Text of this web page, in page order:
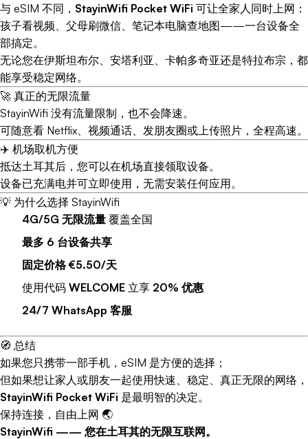
与 eSIM 不同， StayinWifi Pocket WiFi 可让全家人同时上网：
孩子看视频、父母刷微信、笔记本电脑查地图——一台设备全
部搞定。
无论您在伊斯坦布尔、安塔利亚、卡帕多奇亚还是特拉布宗，都
能享受稳定网络。
🚀 真正的无限流量
StayinWifi 没有流量限制，也不会降速。
可随意看 Netflix、视频通话、发朋友圈或上传照片，全程高速。
✈️ 机场取机方便
抵达土耳其后，您可以在机场直接领取设备。
设备已充满电并可立即使用，无需安装任何应用。
💡 为什么选择 StayinWifi
4G/5G 无限流量 覆盖全国
最多 6 台设备共享
固定价格 €5.50/天
使用代码 WELCOME 立享 20% 优惠
24/7 WhatsApp 客服
🧭 总结
如果您只携带一部手机，eSIM 是方便的选择；
但如果想让家人或朋友一起使用快速、稳定、真正无限的网络，
StayinWifi Pocket WiFi 是最明智的决定。
保持连接，自由上网 🌏
StayinWifi —— 您在土耳其的无限互联网。